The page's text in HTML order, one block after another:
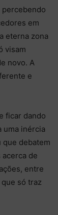
percebendo
em
eterna zona
visam
novo. A
e
ficar dando
uma inércia
debatem
de
entre
só traz